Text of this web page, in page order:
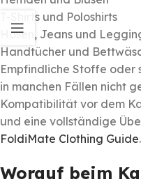
T-Shirts und Poloshirts
Hosen, Jeans und
Handtücher und
Empfindliche Stoffe oder
in manchen Fällen nicht
Kompatibilität vor dem
und eine vollständige
FoldiMate Clothing Guide.
Worauf beim